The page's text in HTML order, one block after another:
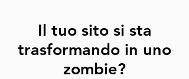
Il tuo sito si sta
trasformando in uno
zombie?